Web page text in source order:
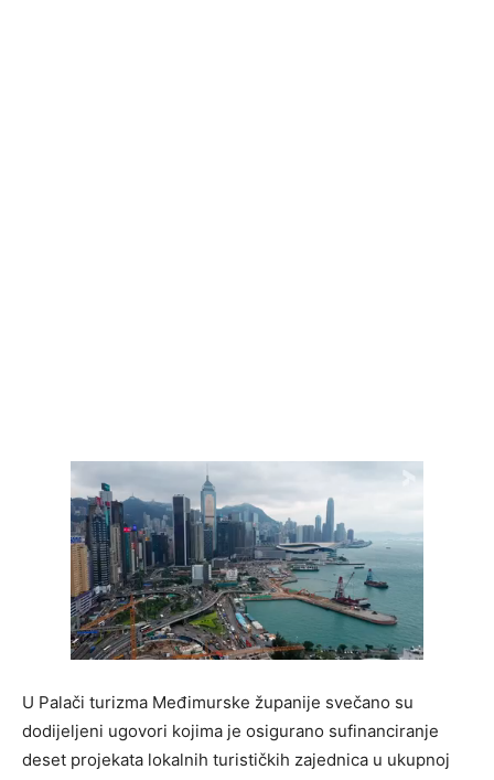
U Palači turizma Međimurske županije svečano su
dodijeljeni ugovori kojima je osigurano sufinanciranje
deset projekata lokalnih turističkih zajednica u ukupnoj